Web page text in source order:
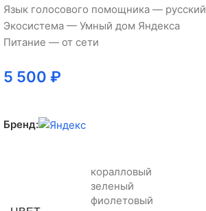
Язык голосового помощника — русский
Экосистема — Умный дом Яндекса
Питание — от сети
5 500 ₽
Бренд:
коралловый
зеленый
фиолетовый